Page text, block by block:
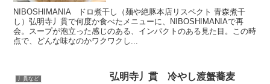
NIBOSHIMANIA ドロ煮干し（麺や絶豚本店リスペクト 青森煮干
し）弘明寺丿貫で何度か食べたメニューに、NIBOSHIMANIAで再
会。スープが泡立った感じのある、インパクトのある見た目。この時
点で、どんな味なのかワクワクし...
丿貫など 弘明寺丿貫 冷やし渡蟹蕎麦